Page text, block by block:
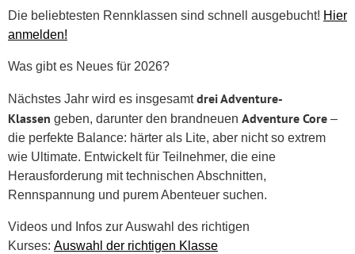
Die beliebtesten Rennklassen sind schnell ausgebucht! Hier
anmelden!
Was gibt es Neues für 2026?
Nächstes Jahr wird es insgesamtdrei Adventure-
Klassen geben, darunter den brandneuen Adventure Core –
die perfekte Balance: härter als Lite, aber nicht so extrem
wie Ultimate. Entwickelt für Teilnehmer, die eine
Herausforderung mit technischen Abschnitten,
Rennspannung und purem Abenteuer suchen.
Videos und Infos zur Auswahl des richtigen
Kurses: Auswahl der richtigen Klasse